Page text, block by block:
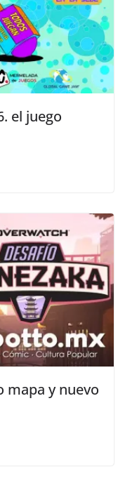
el juego
mapa y nuevo